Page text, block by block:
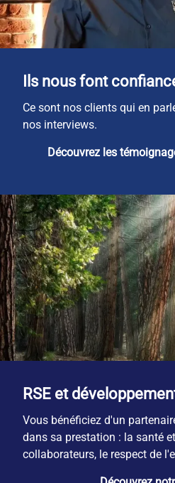
Ils nous font
Ce sont nos clients qui en
nos interviews.
Découvrez les
RSE et
Vous bénéficiez d'un
dans sa prestation : la santé
collaborateurs, le respect de
responsabilité économique,